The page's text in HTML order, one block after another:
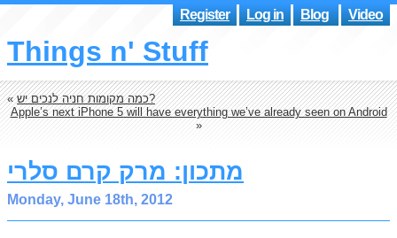
Register Log in Blog Video
Things n' Stuff
«
כמה מקומות חניה לנכים יש?
Apple’s next iPhone 5 will have everything we’ve already seen on Android
»
מתכון: מרק קרם סלרי
Monday, June 18th, 2012